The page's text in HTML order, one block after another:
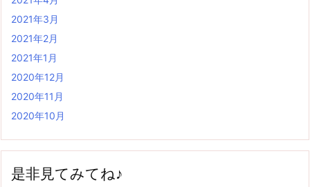
2021年3月
2021年2月
2021年1月
2020年12月
2020年11月
2020年10月
是非見てみてね♪